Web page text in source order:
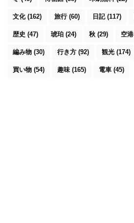
文化(162) 旅行 (60) 日記(117)
歴史 (47) 琥珀 (24) 秋 (29) 空港
編み物 (30) 行き方 (92) 観光 (174)
買い物 (54) 趣味(165) 電車 (45)